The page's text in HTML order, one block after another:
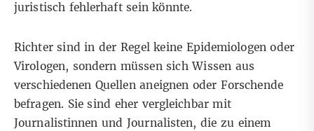
juristisch fehlerhaft sein könnte.
Richter sind in der Regel keine Epidemiologen oder
Virologen, sondern müssen sich Wissen aus
verschiedenen Quellen aneignen oder Forschende
befragen. Sie sind eher vergleichbar mit
Journalistinnen und Journalisten, die zu einem